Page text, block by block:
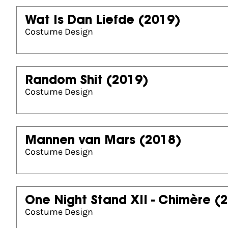
Wat Is Dan Liefde (2019)
Costume Design
Random Shit (2019)
Costume Design
Mannen van Mars (2018)
Costume Design
One Night Stand XII - Chimère
Costume Design